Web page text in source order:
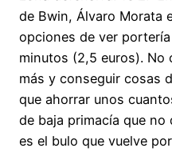
de Bwin, Álvaro Morata
opciones de ver
minutos (2,5 euros).
más y conseguir cosas
que ahorrar unos
de baja primacía que no
es el bulo que vuelve